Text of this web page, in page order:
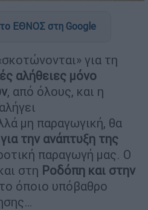
ΕΘΝΟΣ στη Google
για τη
αλήθειες μόνο
, από όλους, και η
μη παραγωγική, θα
την ανάπτυξη της
παραγωγή μας. Ο
στη Ροδόπη και στην
όποιο υπόβαθρο